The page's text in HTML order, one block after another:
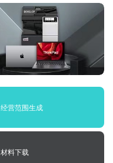
经营范围生成
材料下载